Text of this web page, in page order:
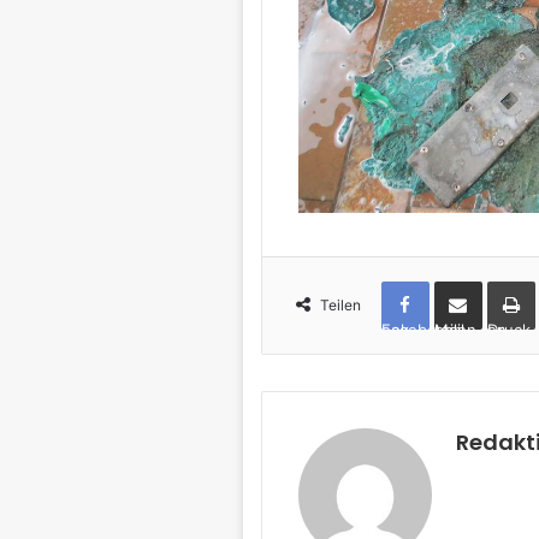
Teilen
Facebook per Mail teilen Drucken